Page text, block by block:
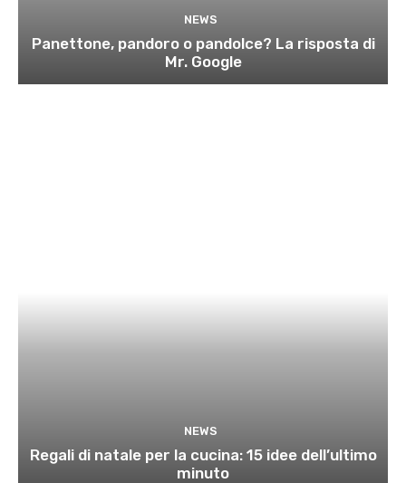
NEWS
Panettone, pandoro o pandolce? La risposta di
Mr. Google
NEWS
Regali di natale per la cucina: 15 idee dell’ultimo
minuto